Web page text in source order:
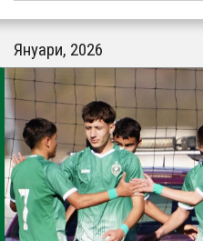
ЗА ФЕНОВЕ
Януари, 2026